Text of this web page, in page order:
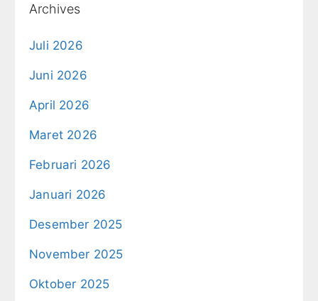
Archives
Juli 2026
Juni 2026
April 2026
Maret 2026
Februari 2026
Januari 2026
Desember 2025
November 2025
Oktober 2025